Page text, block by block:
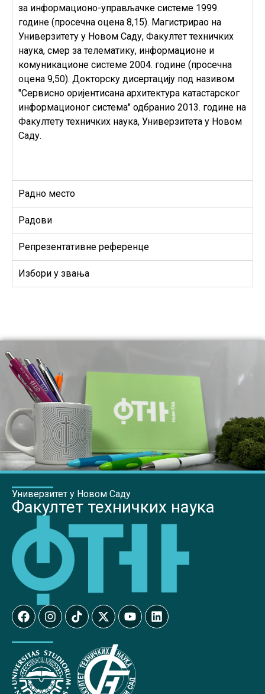
за информационо-управљачке системе 1999.
године (просечна оцена 8,15). Магистрирао на
Универзитету у Новом Саду, Факултет техничких
наука, смер за телематику, информационе и
комуникационе системе 2004. године (просечна
оцена 9,50). Докторску дисертацију под називом
"Сервисно оријентисана архитектура катастарског
информационог система" одбранио 2013. године на
Факултету техничких наука, Универзитета у Новом
Саду.
Радно место
Радови
Репрезентативне референце
Избори у звања
Универзитет у Новом Саду
Факултет техничких наука